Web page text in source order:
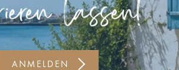
ANMELDEN